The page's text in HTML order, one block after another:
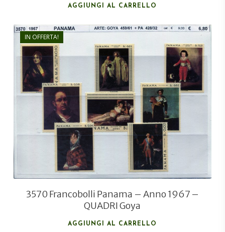
AGGIUNGI AL CARRELLO
IN OFFERTA!
€6,80
€5,00
3570 Francobolli Panama – Anno 1967 –
QUADRI Goya
AGGIUNGI AL CARRELLO